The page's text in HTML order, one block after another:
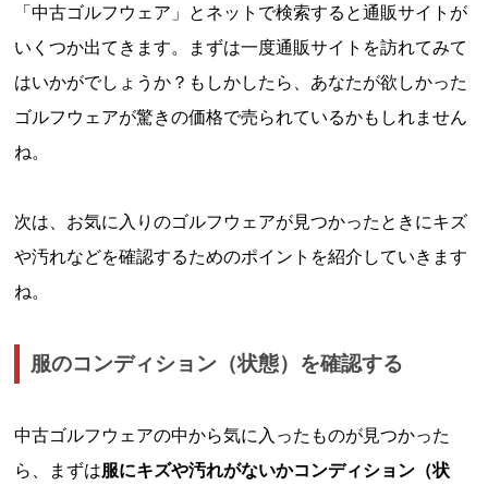
「中古ゴルフウェア」とネットで検索すると通販サイトが
いくつか出てきます。まずは一度通販サイトを訪れてみて
はいかがでしょうか？もしかしたら、あなたが欲しかった
ゴルフウェアが驚きの価格で売られているかもしれません
ね。
次は、お気に入りのゴルフウェアが見つかったときにキズ
や汚れなどを確認するためのポイントを紹介していきます
ね。
服のコンディション（状態）を確認する
中古ゴルフウェアの中から気に入ったものが見つかった
ら、まずは服にキズや汚れがないかコンディション（状